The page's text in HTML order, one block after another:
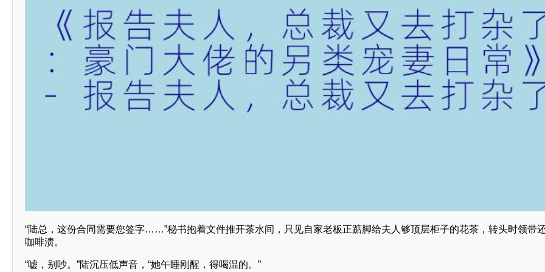
“陆总，这份合同需要您签字……”秘书抱着文件推开茶水间，只见自家老板正踮脚给夫人够顶层柜子的花茶，转头时领带
咖啡渍。
“嘘，别吵。”陆沉压低声音，“她午睡刚醒，得喝温的。”